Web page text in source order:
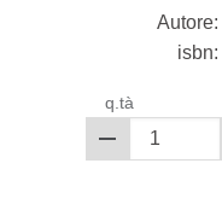
Autore:
isbn:
q.tà